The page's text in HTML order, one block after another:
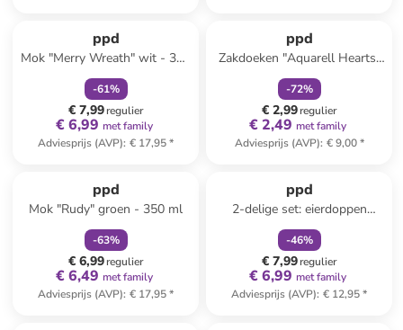
ppd
Mok "Merry Wreath" wit - 350
ml
-61%
€ 7,99regulier
€ 6,99 met family
Adviesprijs (AVP): € 17,95*
ppd
Zakdoeken "Aquarell Hearts"
wit/rood
-72%
€ 2,99regulier
€ 2,49 met family
Adviesprijs (AVP): € 9,00*
ppd
Mok "Rudy" groen - 350 ml
-63%
€ 6,99regulier
€ 6,49 met family
Adviesprijs (AVP): € 17,95*
ppd
2-delige set: eierdoppen
"Winter Deers"
wit/meerkleurig
-46%
€ 7,99regulier
€ 6,99 met family
Adviesprijs (AVP): € 12,95*